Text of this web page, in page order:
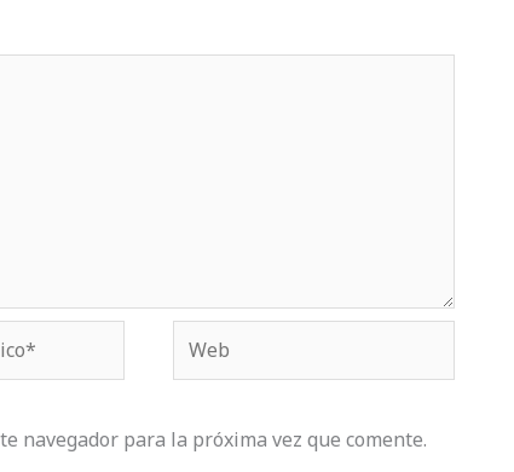
navegador para la próxima vez que comente.